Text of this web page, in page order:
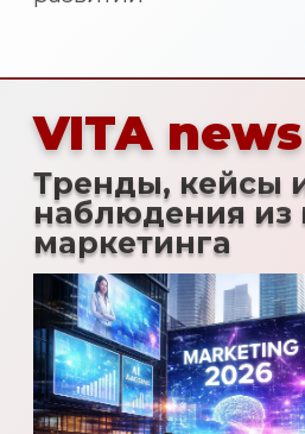
Читать
Как меняется наружная
экраны, контекст и
поведение людей
Подпишитесь
на рассылку
чтобы ничего не